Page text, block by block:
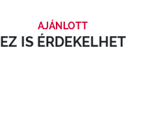
AJÁNLOTT
EZ IS ÉRDEKELHET